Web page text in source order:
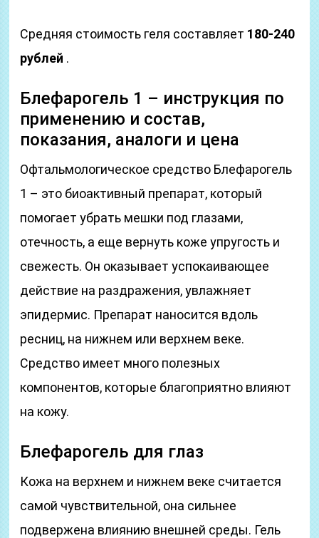
Средняя стоимость геля составляет 180-240
рублей .
Блефарогель 1 – инструкция по
применению и состав,
показания, аналоги и цена
Офтальмологическое средство Блефарогель
1 – это биоактивный препарат, который
помогает убрать мешки под глазами,
отечность, а еще вернуть коже упругость и
свежесть. Он оказывает успокаивающее
действие на раздражения, увлажняет
эпидермис. Препарат наносится вдоль
ресниц, на нижнем или верхнем веке.
Средство имеет много полезных
компонентов, которые благоприятно влияют
на кожу.
Блефарогель для глаз
Кожа на верхнем и нижнем веке считается
самой чувствительной, она сильнее
подвержена влиянию внешней среды. Гель